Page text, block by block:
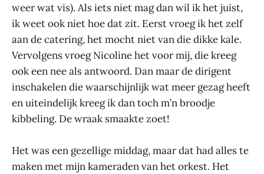
weer wat vis). Als iets niet mag dan wil ik het juist,
ik weet ook niet hoe dat zit. Eerst vroeg ik het zelf
aan de catering, het mocht niet van die dikke kale.
Vervolgens vroeg Nicoline het voor mij, die kreeg
ook een nee als antwoord. Dan maar de dirigent
inschakelen die waarschijnlijk wat meer gezag heeft
en uiteindelijk kreeg ik dan toch m’n broodje
kibbeling. De wraak smaakte zoet!
Het was een gezellige middag, maar dat had alles te
maken met mijn kameraden van het orkest. Het